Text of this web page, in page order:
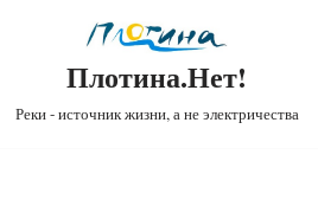
Плотина.Нет!
Реки - источник жизни, а не электричества